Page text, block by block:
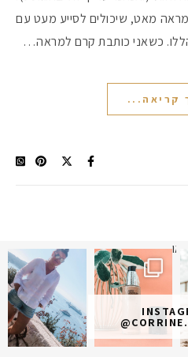
מאט, שיכולים לסייע מעט עם
כשאני כותבת קרם למראה…
קריאה...
או